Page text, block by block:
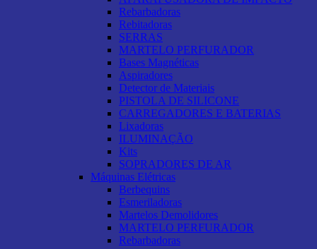
Rebarbadoras
Rebitadoras
SERRAS
MARTELO PERFURADOR
Bases Magnéticas
Aspiradores
Detector de Materiais
PISTOLA DE SILICONE
CARREGADORES E BATERIAS
Lixadoras
ILUMINAÇÃO
Kits
SOPRADORES DE AR
Máquinas Elétricas
Berbequins
Esmeriladoras
Martelos Demolidores
MARTELO PERFURADOR
Rebarbadoras